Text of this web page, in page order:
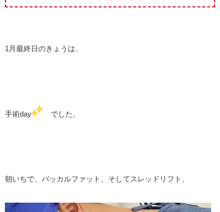
1月最終日のきょうは、
手術day でした。
朝いちで、バッカルファット、そしてスレッドリフト、